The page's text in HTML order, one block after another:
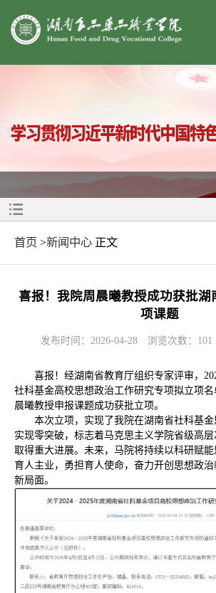
首页 >新闻中心 正文
喜报！我院周晨曦教授成功获批湖
项课题
发布时间：2026-04-28 浏览次数： 101
喜报！经湖南省教育厅组织专家评审，
社科基金高校思想政治工作研究专项拟立项
晨曦教授申报课题成功获批立项。
本次立项，实现了我院在湖南省社科基
实现零突破，标志着马克思主义学院省级高
取得重大进展。未来，马院将持续以科研赋
育人主业，勇担育人使命，奋力开创思想政
新局面。